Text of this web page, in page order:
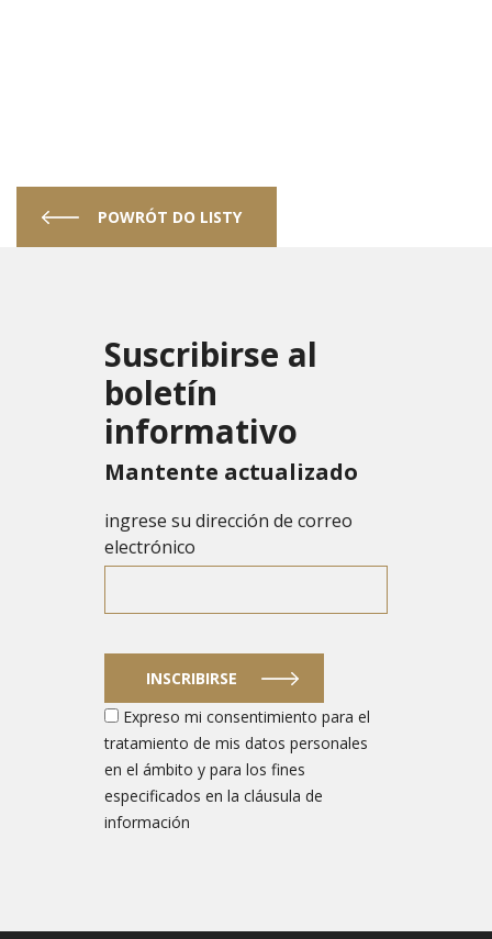
POWRÓT DO LISTY
Suscribirse al
boletín
informativo
Mantente actualizado
ingrese su dirección de correo
electrónico
INSCRIBIRSE
Expreso mi consentimiento para el
tratamiento de mis datos personales
en el ámbito y para los fines
especificados en la cláusula de
información